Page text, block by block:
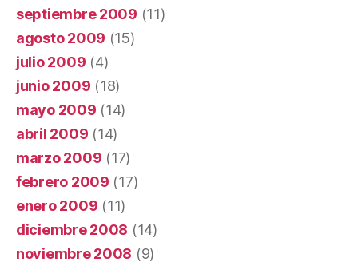
septiembre 2009 (11)
agosto 2009 (15)
julio 2009 (4)
junio 2009 (18)
mayo 2009 (14)
abril 2009 (14)
marzo 2009 (17)
febrero 2009 (17)
enero 2009 (11)
diciembre 2008 (14)
noviembre 2008 (9)